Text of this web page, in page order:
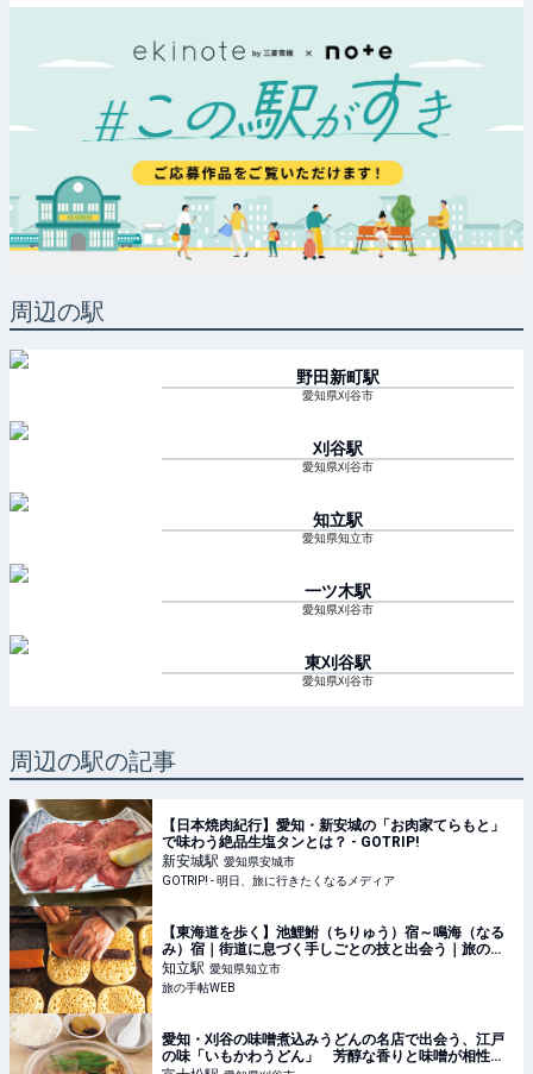
周辺の駅
野田新町駅
愛知県刈谷市
刈谷駅
愛知県刈谷市
知立駅
愛知県知立市
一ツ木駅
愛知県刈谷市
東刈谷駅
愛知県刈谷市
周辺の駅の記事
【日本焼肉紀行】愛知・新安城の「お肉家てらもと」
で味わう絶品生塩タンとは？ - GOTRIP!
新安城駅 愛知県安城市
GOTRIP! - 明日、旅に行きたくなるメディア
【東海道を歩く】池鯉鮒（ちりゅう）宿～鳴海（なる
み）宿｜街道に息づく手しごとの技と出会う｜旅の手
帖WEB
知立駅 愛知県知立市
旅の手帖WEB
愛知・刈谷の味噌煮込みうどんの名店で出会う、江戸
の味「いもかわうどん」 芳醇な香りと味噌が相性抜